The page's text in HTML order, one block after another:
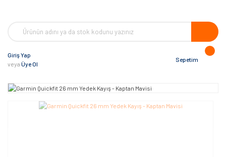
Giriş Yap
veya Üye Ol
Sepetim